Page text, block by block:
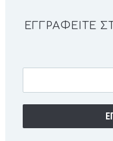
ΕΓΓΡΑΦΕΊΤΕ